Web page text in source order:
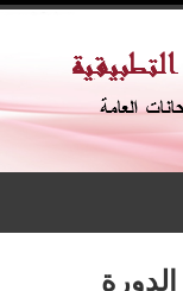
الدورة